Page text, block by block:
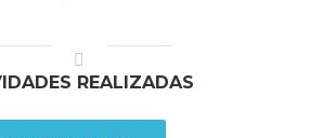
REALIZADAS